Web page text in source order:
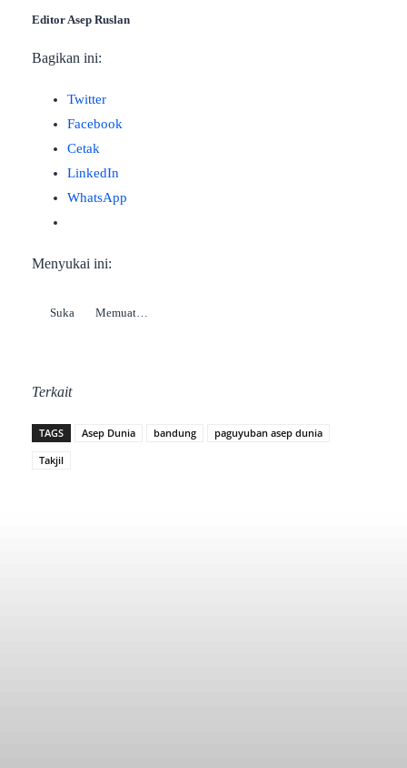
Editor Asep Ruslan
Bagikan ini:
Twitter
Facebook
Cetak
LinkedIn
WhatsApp
Menyukai ini:
Suka Memuat…
Terkait
TAGS Asep Dunia bandung
paguyuban asep dunia
Takjil